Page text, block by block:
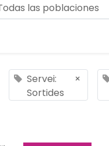
las poblaciones
Servei:
Sortides
×